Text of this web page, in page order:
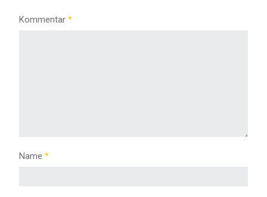
Kommentar *
Name *